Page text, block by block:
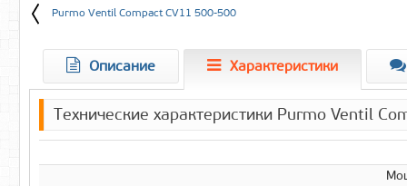
Purmo Ventil Compact CV11 500-500
Описание Характеристики
Технические характеристики Purmo Ventil